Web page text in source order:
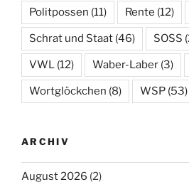
Politpossen (11) Rente (12)
Schrat und Staat (46) SOSS
VWL (12) Waber-Laber (3)
Wortglöckchen (8) WSP (53)
ARCHIV
August 2026 (2)